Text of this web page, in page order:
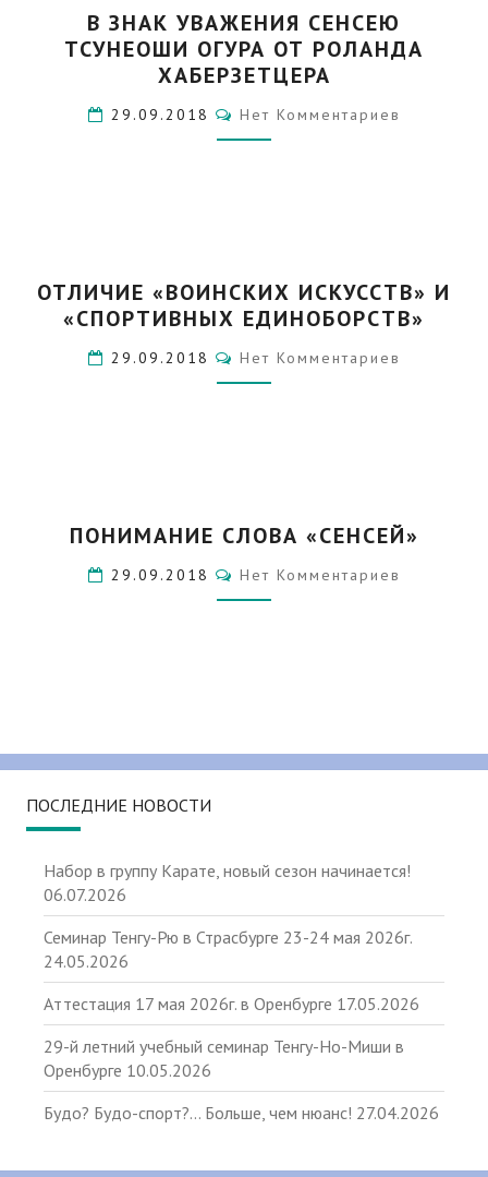
ЗНАК
УВАЖЕНИЯ
СЕНСЕЮ
ОГУРА
ОТ
В ЗНАК УВАЖЕНИЯ СЕНСЕЮ
ТСУНЕОШИ ОГУРА ОТ РОЛАНДА
ХАБЕРЗЕТЦЕРА
29.09.2018 Комментарии
Нет Комментариев
«ВОИНСКИХ
ИСКУССТВ»
«СПОРТИВНЫХ
ЕДИНОБОРСТВ»
ОТЛИЧИЕ «ВОИНСКИХ ИСКУССТВ» И
«СПОРТИВНЫХ ЕДИНОБОРСТВ»
29.09.2018 Комментарии
Нет Комментариев
СЛОВА
ПОНИМАНИЕ СЛОВА «СЕНСЕЙ»
29.09.2018 Комментарии
Нет Комментариев
ПОСЛЕДНИЕ НОВОСТИ
Набор в группу Карате, новый сезон начинается!
06.07.2026
Семинар Тенгу-Рю в Страсбурге 23-24 мая 2026г.
24.05.2026
Аттестация 17 мая 2026г. в Оренбурге 17.05.2026
29-й летний учебный семинар Тенгу-Но-Миши в
Оренбурге 10.05.2026
Будо? Будо-спорт?… Больше, чем нюанс! 27.04.2026